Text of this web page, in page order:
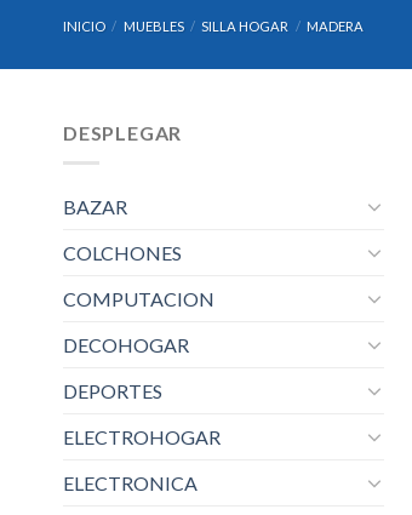
INICIO / MUEBLES / SILLA HOGAR / MADERA
DESPLEGAR
BAZAR
COLCHONES
COMPUTACION
DECOHOGAR
DEPORTES
ELECTROHOGAR
ELECTRONICA